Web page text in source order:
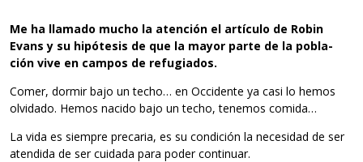
Me ha lla­mado mucho la aten­ción el artículo de Robin
Evans y su hipó­te­sis de que la mayor parte de la pobla­
ción vive en cam­pos de refugiados.
Comer, dor­mir bajo un techo… en Occi­dente ya casi lo hemos
olvi­dado. Hemos nacido bajo un techo, tene­mos comida…
La vida es siem­pre pre­ca­ria, es su con­di­ción la nece­si­dad de ser
aten­dida de ser cui­dada para poder continuar.